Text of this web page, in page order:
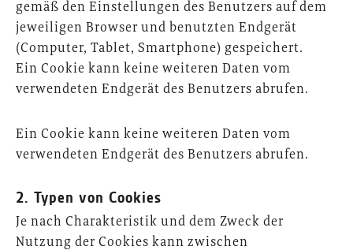
gemäß den Einstellungen des Benutzers auf dem
jeweiligen Browser und benutzten Endgerät
(Computer, Tablet, Smartphone) gespeichert.
Ein Cookie kann keine weiteren Daten vom
verwendeten Endgerät des Benutzers abrufen.
Ein Cookie kann keine weiteren Daten vom
verwendeten Endgerät des Benutzers abrufen.
2. Typen von Cookies
Je nach Charakteristik und dem Zweck der
Nutzung der Cookies kann zwischen